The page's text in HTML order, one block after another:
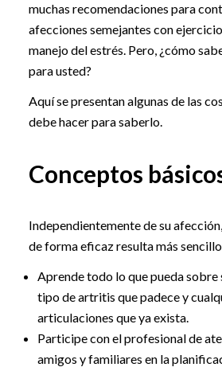
muchas recomendaciones para
afecciones semejantes con
manejo del estrés. Pero, ¿cómo
para usted?
Aquí se presentan algunas de las
debe hacer para saberlo.
Conceptos
Independientemente de su
de forma eficaz resulta más
Aprende todo lo que pueda sobre
tipo de artritis que padece y
articulaciones que ya exista.
Participe con el profesional de
amigos y familiares en la